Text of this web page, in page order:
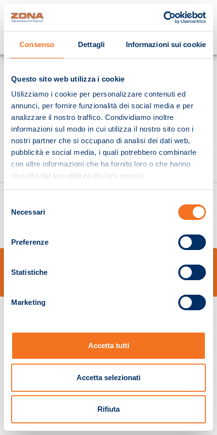
Consenso Dettagli Informazioni sui cookie
Questo sito web utilizza i cookie
Utilizziamo i cookie per personalizzare contenuti ed
annunci, per fornire funzionalità dei social media e per
analizzare il nostro traffico. Condividiamo inoltre
informazioni sul modo in cui utilizza il nostro sito con i
nostri partner che si occupano di analisi dei dati web,
pubblicità e social media, i quali potrebbero combinarle
con altre informazioni che ha fornito loro o che hanno
raccolto dal suo utilizzo dei loro servizi.
delNecessari
Preferenze
Statistiche
Marketing
Accetta tutti
Accetta selezionati
Rifiuta
Cosa stai cercando?
Pistoia 01680210505 – R.E.A. n.155974 - Cap.Soc. € 2.000.000,00 i.v. La
Società adotta il Codice Etico D.lgs. 231/01